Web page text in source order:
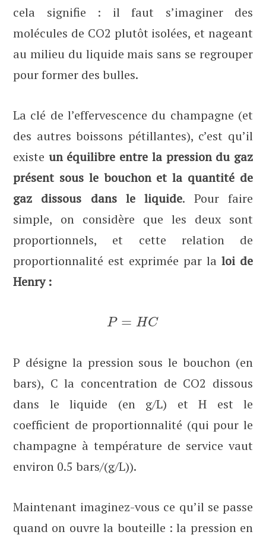
cela signifie : il faut s’imaginer des
molécules de CO2 plutôt isolées, et nageant
au milieu du liquide mais sans se regrouper
pour former des bulles.
La clé de l’effervescence du champagne (et
des autres boissons pétillantes), c’est qu’il
existe un équilibre entre la pression du gaz
présent sous le bouchon et la quantité de
gaz dissous dans le liquide. Pour faire
simple, on considère que les deux sont
proportionnels, et cette relation de
proportionnalité est exprimée par la loi de
Henry :
P = HC
P désigne la pression sous le bouchon (en
bars), C la concentration de CO2 dissous
dans le liquide (en g/L) et H est le
coefficient de proportionnalité (qui pour le
champagne à température de service vaut
environ 0.5 bars/(g/L)).
Maintenant imaginez-vous ce qu’il se passe
quand on ouvre la bouteille : la pression en